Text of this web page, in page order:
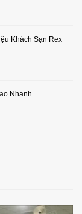
Khách Sạn Rex
Nhanh